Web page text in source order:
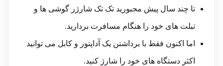
تا چند سال پیش مجبورید تک تک شارژر گوشی ها و
تبلت های خود را هنگام مسافرت بردارید.
اما اکنون فقط با برداشتن یک آداپتور و کابل می توانید
اکثر دستگاه های خود را شارژ کنید.